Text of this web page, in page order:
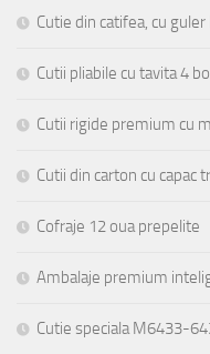
Cutie din catifea, cu
Cutii pliabile cu tavita 4
Cutii rigide premium cu
Cutii din carton cu
Cofraje 12 oua prepelite
Ambalaje premium
Cutie speciala M6433-